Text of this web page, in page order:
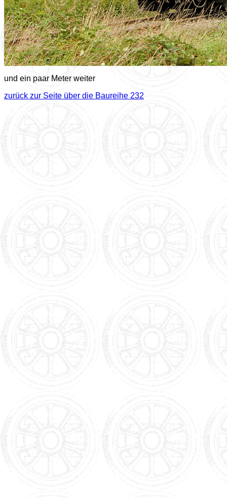
und ein paar Meter weiter
zurück zur Seite über die Baureihe 232